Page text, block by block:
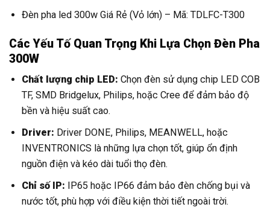
Đèn pha led 300w Giá Rẻ (Vỏ lớn) – Mã: TDLFC-T300
Các Yếu Tố Quan Trọng Khi Lựa Chọn Đèn Pha
300W
Chất lượng chip LED: Chọn đèn sử dụng chip LED COB
TF, SMD Bridgelux, Philips, hoặc Cree để đảm bảo độ
bền và hiệu suất cao.
Driver: Driver DONE, Philips, MEANWELL, hoặc
INVENTRONICS là những lựa chọn tốt, giúp ổn định
nguồn điện và kéo dài tuổi thọ đèn.
Chỉ số IP: IP65 hoặc IP66 đảm bảo đèn chống bụi và
nước tốt, phù hợp với điều kiện thời tiết ngoài trời.